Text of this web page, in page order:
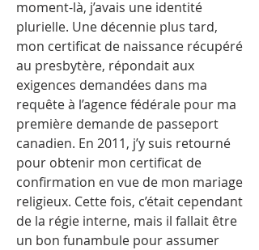
moment-là, j’avais une identité
plurielle. Une décennie plus tard,
mon certificat de naissance récupéré
au presbytère, répondait aux
exigences demandées dans ma
requête à l’agence fédérale pour ma
première demande de passeport
canadien. En 2011, j’y suis retourné
pour obtenir mon certificat de
confirmation en vue de mon mariage
religieux. Cette fois, c’était cependant
de la régie interne, mais il fallait être
un bon funambule pour assumer